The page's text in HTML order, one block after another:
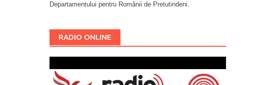
Departamentului pentru Românii de Pretutindeni.
RADIO ONLINE